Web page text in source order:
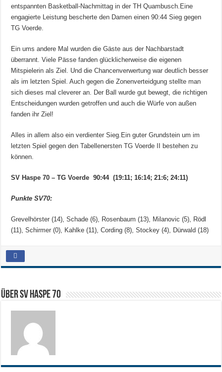
entspannten Basketball-Nachmittag in der TH Quambusch.Eine
engagierte Leistung bescherte den Damen einen 90:44 Sieg gegen
TG Voerde.
Ein ums andere Mal wurden die Gäste aus der Nachbarstadt
überrannt. Viele Pässe fanden glücklicherweise die eigenen
Mitspielerin als Ziel. Und die Chancenverwertung war deutlich besser
als im letzten Spiel. Auch gegen die Zonenverteidgung stellte man
sich dieses mal cleverer an. Der Ball wurde gut bewegt, die richtigen
Entscheidungen wurden getroffen und auch die Würfe von außen
fanden ihr Ziel!
Alles in allem also ein verdienter Sieg.Ein guter Grundstein um im
letzten Spiel gegen den Tabellenersten TG Voerde II bestehen zu
können.
SV Haspe 70 – TG Voerde 90:44 (19:11; 16:14; 21:6; 24:11)
Punkte SV70:
Grevelhörster (14), Schade (6), Rosenbaum (13), Milanovic (5), Rödl
(11), Schirmer (0), Kahlke (11), Cording (8), Stockey (4), Dürwald (18)
Über SV HASPE 70